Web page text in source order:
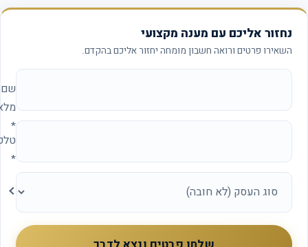
נחזור אליכם עם מענה מקצועי
השאירו פרטים ורואה חשבון מומחה יחזור אליכם בהקדם.
אתר החברה (להשאיר ריק)
שם
מלא
טלפון
*
העסק